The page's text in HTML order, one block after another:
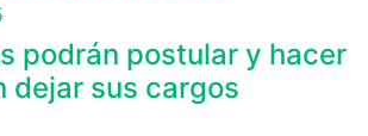
podrán postular y hacer
dejar sus cargos